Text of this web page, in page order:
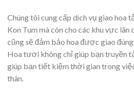
Chúng tôi cung cấp dịch vụ giao hoa
Kon Tum mà còn cho các khu vực lân
cũng sẽ đảm bảo hoa được giao
Hoa tươi không chỉ giúp bạn truyền
giúp bạn tiết kiệm thời gian trong
thân.